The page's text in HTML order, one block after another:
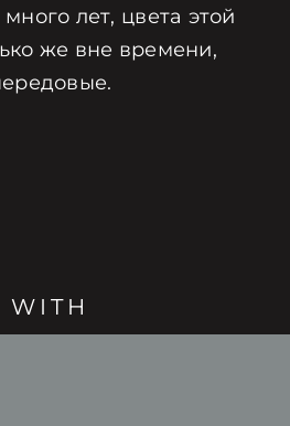
лет, цвета этой
же вне времени,
WITH